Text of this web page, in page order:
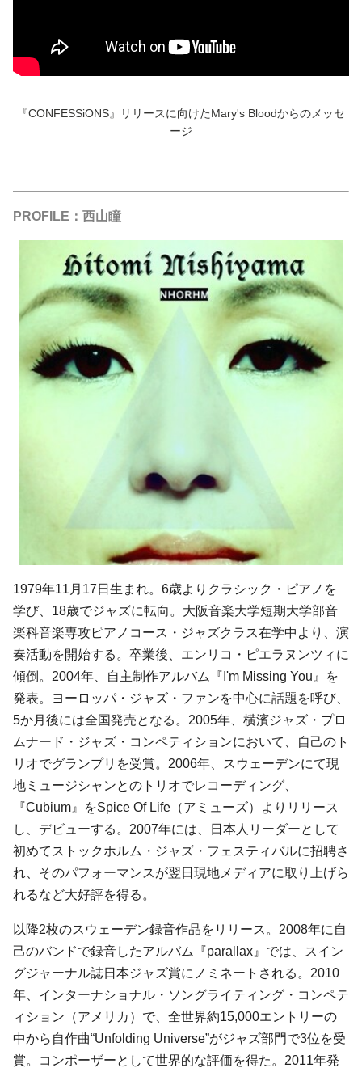
『CONFESSiONS』リリースに向けたMary's Bloodからのメッセ
ージ
PROFILE：西山瞳
1979年11月17日生まれ。6歳よりクラシック・ピアノを
学び、18歳でジャズに転向。大阪音楽大学短期大学部音
楽科音楽専攻ピアノコース・ジャズクラス在学中より、演
奏活動を開始する。卒業後、エンリコ・ピエラヌンツィに
傾倒。2004年、自主制作アルバム『 I'm Missing You 』を
発表。ヨーロッパ・ジャズ・ファンを中心に話題を呼び、
5か月後には全国発売となる。2005年、横濱ジャズ・プロ
ムナード・ジャズ・コンペティションにおいて、自己のト
リオでグランプリを受賞。2006年、スウェーデンにて現
地ミュージシャンとのトリオでレコーディング、
『Cubium 』をSpice Of Life（アミューズ）よりリリース
し、デビューする。2007年には、日本人リーダーとして
初めてストックホルム・ジャズ・フェスティバルに招聘さ
れ、そのパフォーマンスが翌日現地メディアに取り上げら
れるなど大好評を得る。
以降2枚のスウェーデン録音作品をリリース。2008年に自
己のバンドで録音したアルバム『parallax』では、スイン
グジャーナル誌日本ジャズ賞にノミネートされる。2010
年、インターナショナル・ソングライティング・コンペテ
ィション（アメリカ）で、全世界約15,000エントリーの
中から自作曲“Unfolding Universe”がジャズ部門で3位を受
賞。コンポーザーとして世界的な評価を得た。2011年発